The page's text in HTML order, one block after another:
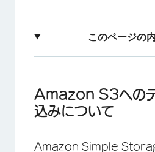
このページの
クアルトリクスとAWSの連携
Amazon S3にアップロード
Amazon S3への
込みについて
Amazon Simple